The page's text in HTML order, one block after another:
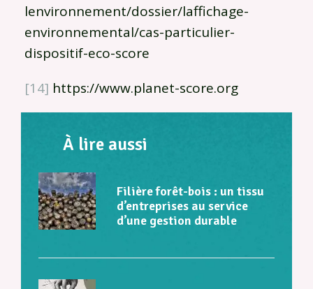
lenvironnement/dossier/laffichage-
environnemental/cas-particulier-
dispositif-eco-score
[14] https://www.planet-score.org
À lire aussi
Filière forêt-bois : un tissu
d’entreprises au service
d’une gestion durable